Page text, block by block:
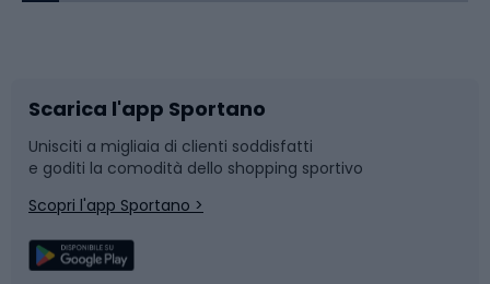
Bushcraft
Corsa
Sport di squadra
Slitte e slittini
Snowboard
Camminata nordica
Scarica l'app Sportano
Unisciti a migliaia di clienti soddisfatti
e goditi la comodità dello shopping sportivo
Scopri l'app Sportano >